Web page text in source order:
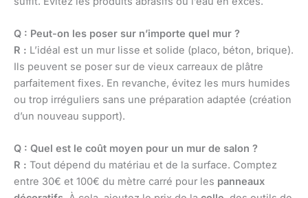
Q : Peut-on les poser sur n’importe quel mur ?
R : L’idéal est un mur lisse et solide (placo, béton, brique).
Ils peuvent se poser sur de vieux carreaux de plâtre
parfaitement fixes. En revanche, évitez les murs humides
ou trop irréguliers sans une préparation adaptée (création
d’un nouveau support).
Q : Quel est le coût moyen pour un mur de salon ?
R : Tout dépend du matériau et de la surface. Comptez
entre 30€ et 100€ du mètre carré pour les panneaux